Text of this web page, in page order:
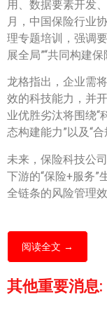
用、数据要素开发
月，中国保险行业
理专题培训，强调
展全局”“共同构建
龙格指出，企业需
效的科技能力，并
业优胜劣汰将围绕“
态构建能力”以及“
未来，保险科技公
下游的“保险+服务
全链条的风险管理
阅读全文 →
其他重要消息: